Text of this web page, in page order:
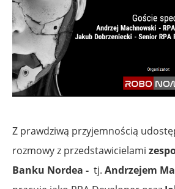
Z prawdziwą przyjemnością
rozmowy z przedstawicielami
Banku Nordea - tj. Andrzejem